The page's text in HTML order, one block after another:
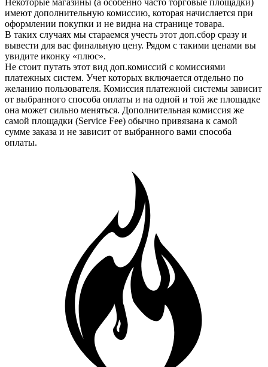
Некоторые магазины (а особенно часто торговые площадки)
имеют дополнительную комиссию, которая начисляется при
оформлении покупки и не видна на странице товара.
В таких случаях мы стараемся учесть этот доп.сбор сразу и
вывести для вас финальную цену. Рядом с такими ценами вы
увидите иконку «плюс».
Не стоит путать этот вид доп.комиссий с комиссиями
платежных систем. Учет которых включается отдельно по
желанию пользователя. Комиссия платежной системы зависит
от выбранного способа оплаты и на одной и той же площадке
она может сильно меняться. Дополнительная комиссия же
самой площадки (Service Fee) обычно привязана к самой
сумме заказа и не зависит от выбранного вами способа
оплаты.